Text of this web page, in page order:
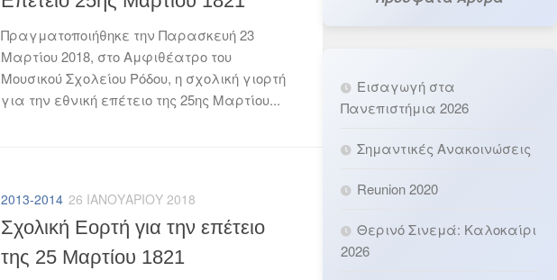
Πραγματοποιήθηκε την Παρασκευή 23
Μαρτίου 2018, στο Αμφιθέατρο του
Μουσικού Σχολείου Ρόδου, η σχολική γιορτή
για την εθνική επέτειο της 25ης Μαρτίου...
2013-2014 26 ΙΑΝΟΥΑΡΊΟΥ 2018
Σχολική Εορτή για την επέτειο
της 25 Μαρτίου 1821
Εισαγωγή στα
Πανεπιστήμια 2026
Σημαντικές Ανακοινώσεις
Reunion 2020
Θερινό Σινεμά: Καλοκαίρι
2026